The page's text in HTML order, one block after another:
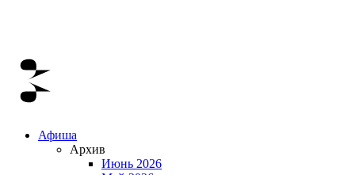
Афиша
Архив
Июнь 2026